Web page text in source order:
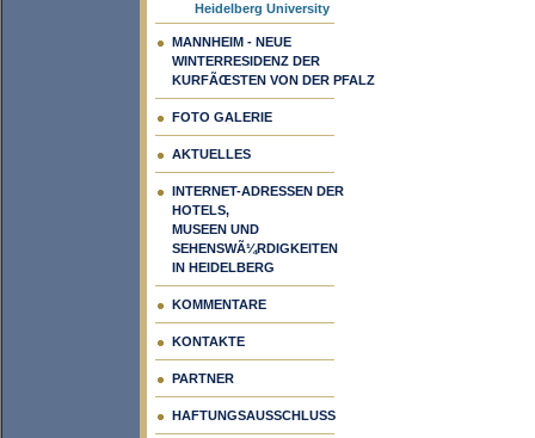
Heidelberg University
MANNHEIM - NEUE
WINTERRESIDENZ DER
KURFÃŒSTEN VON DER PFALZ
FOTO GALERIE
AKTUELLES
INTERNET-ADRESSEN DER
HOTELS,
MUSEEN UND
SEHENSWÃ¼RDIGKEITEN
IN HEIDELBERG
KOMMENTARE
KONTAKTE
PARTNER
HAFTUNGSAUSSCHLUSS